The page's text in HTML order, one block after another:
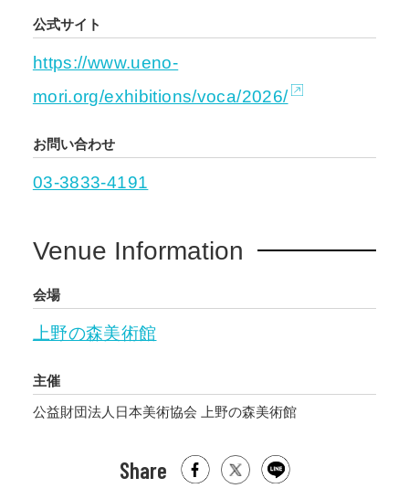
合い、新しい可能性を探ろうとしているのか。
現代美術の問題意識を浮き上がらせ、未知の才
能に出会う場となります。
公式サイト
https://www.ueno-
mori.org/exhibitions/voca/2026/
お問い合わせ
03-3833-4191
Venue Information
会場
上野の森美術館
主催
公益財団法人日本美術協会 上野の森美術館
Share